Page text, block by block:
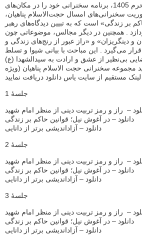
حجت‌الاسلام پناهیان در دهه اول محرم 1405، برنامه سخنرانی خود را در مکان‌های
سخنرانی‌های امسال حجت‌الاسلام پناهیان،
بر زندگی» است که به تبیین دیدگاه‌های رهبر
. همچنین در دیگر مجالس، موضوعاتی چون
و دینگریزان» و «راز عبور از رنج‌های زندگی و
می‌گیرد . این مباحث با بیانی شیوا و تسلط
بی‌نظیر از عشق و ارادت به سیدالشهدا (ع)
مجموعه سخنرانی حجت الاسلام پناهیان (ویژه
جلسۀ 1
– راز و رمز تربیت دینی از منظر امام شهید
دانلود – در آغوش نیل؛ قوانین حاکم بر زندگی
دانلود – آزاداندیشی برتر از دانایی
جلسۀ 2
– راز و رمز تربیت دینی از منظر امام شهید
دانلود – در آغوش نیل؛ قوانین حاکم بر زندگی
دانلود – آزاداندیشی برتر از دانایی
جلسۀ 3
– راز و رمز تربیت دینی از منظر امام شهید
دانلود – در آغوش نیل؛ قوانین حاکم بر زندگی
دانلود – آزاداندیشی برتر از دانایی